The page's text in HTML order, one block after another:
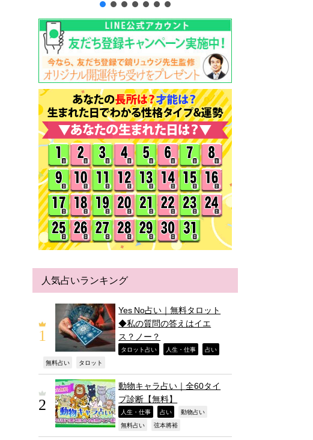
人気占いランキング
Yes No占い｜無料タロット
◆私の質問の答えはイエ
ス？ノー？
タロット占い 人生・仕事 占い
無料占い タロット
動物キャラ占い｜全60タイ
プ診断【無料】
人生・仕事 占い 動物占い
無料占い 弦本將裕